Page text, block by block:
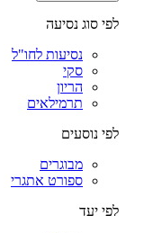
לפי סוג נסיעה
נסיעות לחו"ל
סקי
הריון
תרמילאים
לפי נוסעים
מבוגרים
ספורט אתגרי
לפי יעד